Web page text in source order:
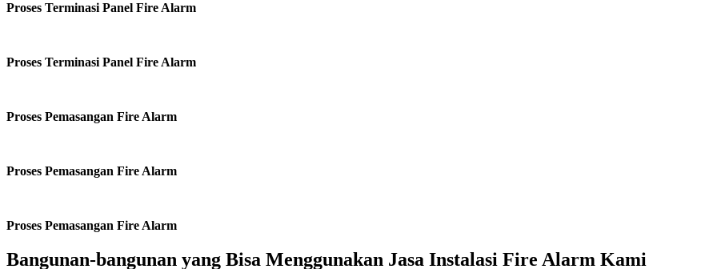
Proses Terminasi Panel Fire Alarm
Proses Terminasi Panel Fire Alarm
Proses Pemasangan Fire Alarm
Proses Pemasangan Fire Alarm
Proses Pemasangan Fire Alarm
Bangunan-bangunan yang Bisa Menggunakan Jasa Instalasi Fire Alarm Kami